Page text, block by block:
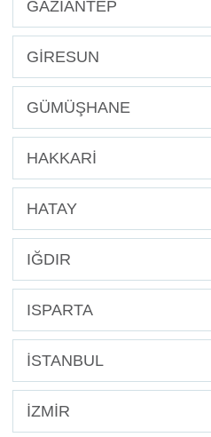
GAZİANTEP
GİRESUN
GÜMÜŞHANE
HAKKARİ
HATAY
IĞDIR
ISPARTA
İSTANBUL
İZMİR